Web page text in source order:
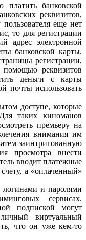
банковской
реквизитов,
еще нет
то для регистрации
адрес электронной
банковской карты.
регистрации,
реквизитов
деньги с карты
почты использовать
доступе, которые
таких киноманов
премьеру на
внимания им
заинтригованную
просмотра внести
вводит платежные
а «оплаченный»
логинами и паролями
сервисах.
подпиской могут
виртуальный
что он уже кем-то